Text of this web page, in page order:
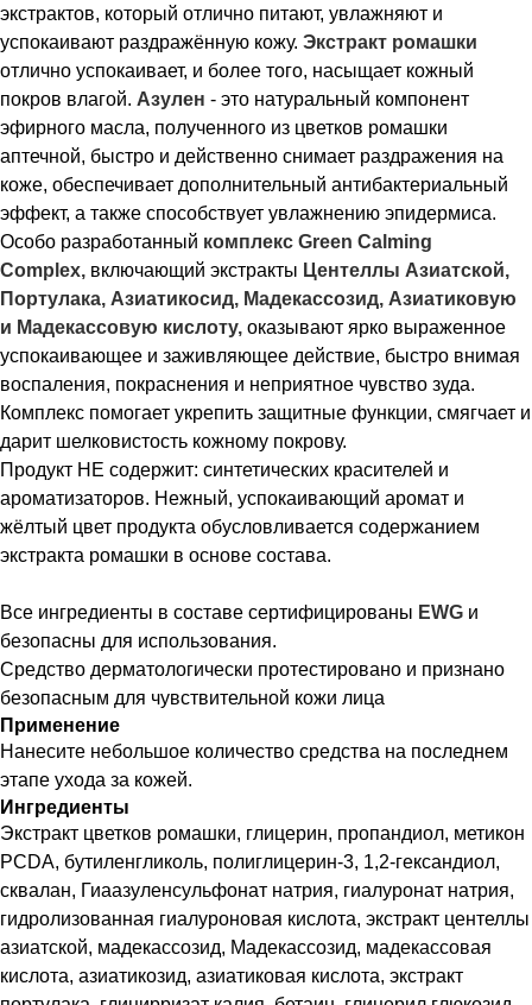
экстрактов, который отлично питают, увлажняют и
успокаивают раздражённую кожу. Экстракт ромашки
отлично успокаивает, и более того, насыщает кожный
покров влагой. Азулен - это натуральный компонент
эфирного масла, полученного из цветков ромашки
аптечной, быстро и действенно снимает раздражения на
коже, обеспечивает дополнительный антибактериальный
эффект, а также способствует увлажнению эпидермиса.
Особо разработанный комплекс Green Calming
Complex, включающий экстракты Центеллы Азиатской,
Портулака, Азиатикосид, Мадекассозид, Азиатиковую
и Мадекассовую кислоту, оказывают ярко выраженное
успокаивающее и заживляющее действие, быстро внимая
воспаления, покраснения и неприятное чувство зуда.
Комплекс помогает укрепить защитные функции, смягчает и
дарит шелковистость кожному покрову.
Продукт НЕ содержит: синтетических красителей и
ароматизаторов. Нежный, успокаивающий аромат и
жёлтый цвет продукта обусловливается содержанием
экстракта ромашки в основе состава.
Все ингредиенты в составе сертифицированы EWG и
безопасны для использования.
Средство дерматологически протестировано и признано
безопасным для чувствительной кожи лица
Применение
Нанесите небольшое количество средства на последнем
этапе ухода за кожей.
Ингредиенты
Экстракт цветков ромашки, глицерин, пропандиол, метикон
PCDA, бутиленгликоль, полиглицерин-3, 1,2-гександиол,
сквалан, Гиаазуленсульфонат натрия, гиалуронат натрия,
гидролизованная гиалуроновая кислота, экстракт центеллы
азиатской, мадекассозид, Мадекассозид, мадекассовая
кислота, азиатикозид, азиатиковая кислота, экстракт